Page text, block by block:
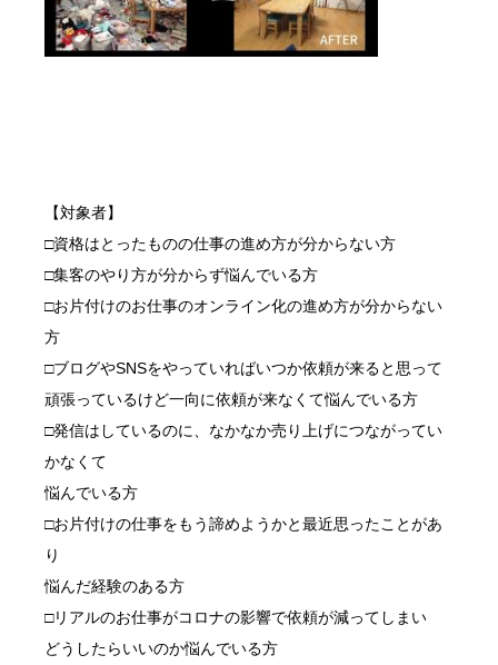
【対象者】
□資格はとったものの仕事の進め方が分からない方
□集客のやり方が分からず悩んでいる方
□お片付けのお仕事のオンライン化の進め方が分からない
方
□ブログやSNSをやっていればいつか依頼が来ると思って
頑張っているけど一向に依頼が来なくて悩んでいる方
□発信はしているのに、なかなか売り上げにつながってい
かなくて
悩んでいる方
□お片付けの仕事をもう諦めようかと最近思ったことがあ
り
悩んだ経験のある方
□リアルのお仕事がコロナの影響で依頼が減ってしまい
どうしたらいいのか悩んでいる方